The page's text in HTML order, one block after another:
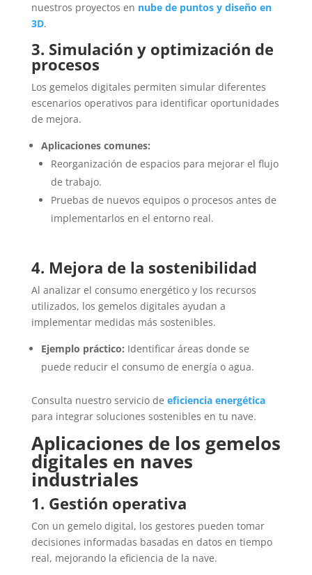
nuestros proyectos en nube de puntos y diseño en
3D.
3. Simulación y optimización de
procesos
Los gemelos digitales permiten simular diferentes
escenarios operativos para identificar oportunidades
de mejora.
Aplicaciones comunes:
Reorganización de espacios para mejorar el flujo
de trabajo.
Pruebas de nuevos equipos o procesos antes de
implementarlos en el entorno real.
4. Mejora de la sostenibilidad
Al analizar el consumo energético y los recursos
utilizados, los gemelos digitales ayudan a
implementar medidas más sostenibles.
Ejemplo práctico: Identificar áreas donde se
puede reducir el consumo de energía o agua.
Consulta nuestro servicio de eficiencia energética
para integrar soluciones sostenibles en tu nave.
Aplicaciones de los gemelos
digitales en naves
industriales
1. Gestión operativa
Con un gemelo digital, los gestores pueden tomar
decisiones informadas basadas en datos en tiempo
real, mejorando la eficiencia de la nave.